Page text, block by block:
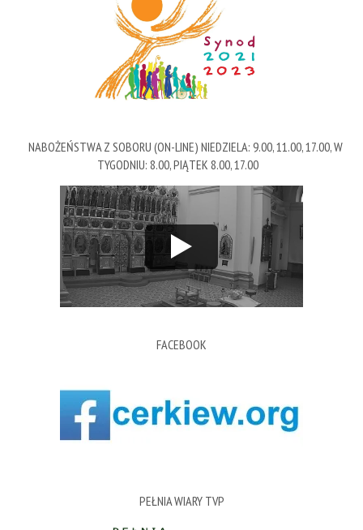
NABOŻEŃSTWA Z SOBORU (ON-LINE) NIEDZIELA: 9.00, 11.00, 17.00, W
TYGODNIU: 8.00, PIĄTEK 8.00, 17.00
FACEBOOK
PEŁNIA WIARY TVP